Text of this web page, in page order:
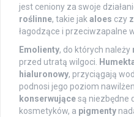
jest ceniony za swoje
roślinne, takie jak aloes czy
łagodzące i przeciwzapalne
Emolienty, do których należy
przed utratą wilgoci.
hialuronowy, przyciągają
podnosi jego poziom
konserwującesą niezbędne
kosmetyków, a pigmenty